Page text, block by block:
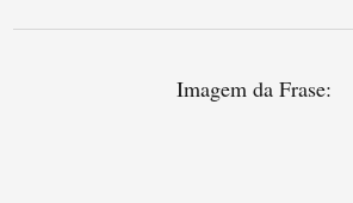
Imagem da Frase: